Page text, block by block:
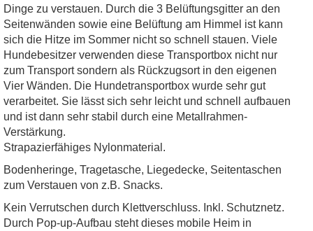
Dinge zu verstauen. Durch die 3 Belüftungsgitter an den
Seitenwänden sowie eine Belüftung am Himmel ist kann
sich die Hitze im Sommer nicht so schnell stauen. Viele
Hundebesitzer verwenden diese Transportbox nicht nur
zum Transport sondern als Rückzugsort in den eigenen
Vier Wänden. Die Hundetransportbox wurde sehr gut
verarbeitet. Sie lässt sich sehr leicht und schnell aufbauen
und ist dann sehr stabil durch eine Metallrahmen-
Verstärkung.
Strapazierfähiges Nylonmaterial.
Bodenheringe, Tragetasche, Liegedecke, Seitentaschen
zum Verstauen von z.B. Snacks.
Kein Verrutschen durch Klettverschluss. Inkl. Schutznetz.
Durch Pop-up-Aufbau steht dieses mobile Heim in